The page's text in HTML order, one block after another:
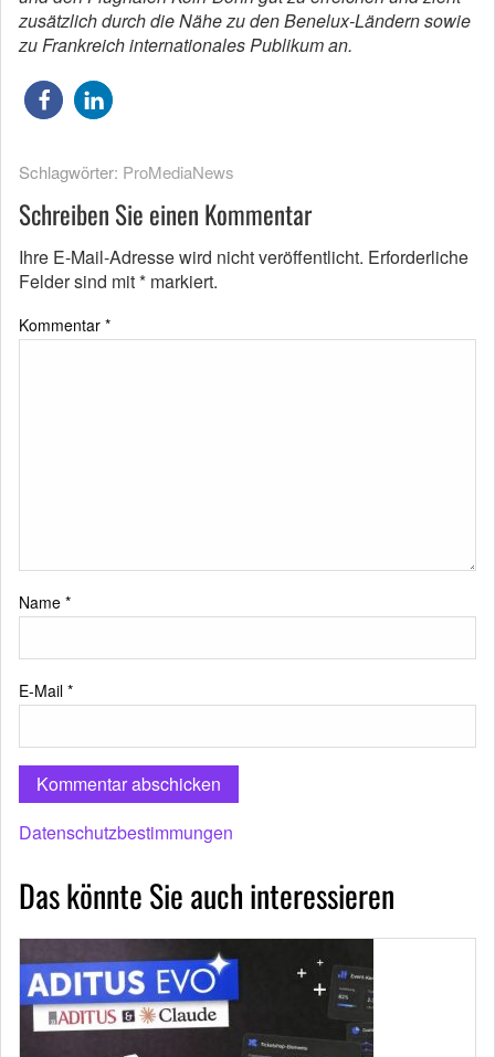
zusätzlich durch die Nähe zu den Benelux-Ländern sowie
zu Frankreich internationales Publikum an.
Schlagwörter: ProMediaNews
Schreiben Sie einen Kommentar
Ihre E-Mail-Adresse wird nicht veröffentlicht. Erforderliche
Felder sind mit* markiert.
Kommentar *
Name *
E-Mail *
Datenschutzbestimmungen
Das könnte Sie auch interessieren